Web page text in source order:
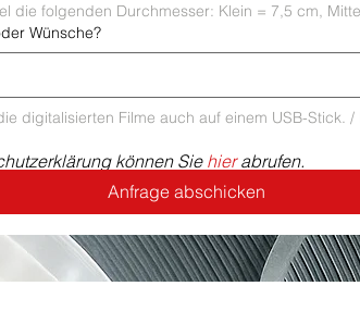
die folgenden Durchmesser: Klein = 7,5 cm,
Wünsche?
digitalisierten Filme auch auf einem USB-Stick.
können Sie hier abrufen.
Anfrage abschicken